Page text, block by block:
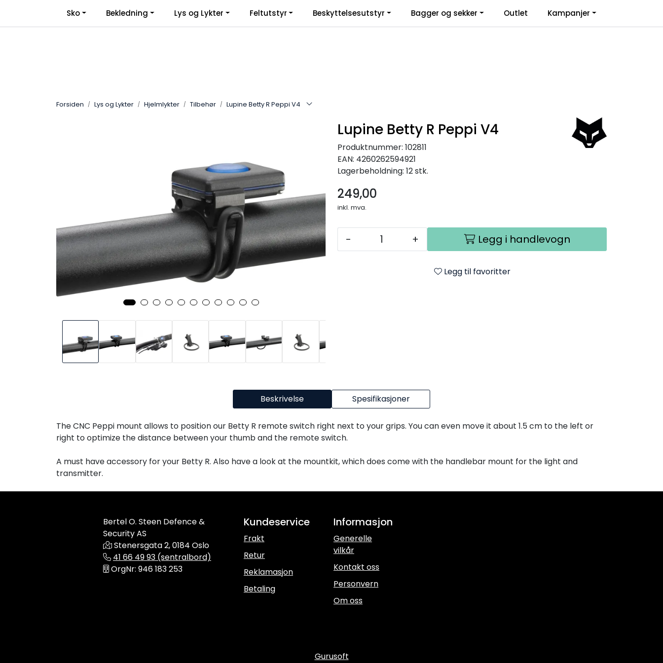
Infosenter Favoritter Logg inn
Sko Bekledning Lys og Lykter Feltutstyr Beskyttelsesutstyr Bagger og sekker Outlet Kampanjer
Forsiden Lys og Lykter Hjelmlykter Tilbehør Lupine Betty R Peppi V4
Lupine Betty R Peppi V4
Produktnummer: 102811
EAN: 4260262594921
Lagerbeholdning: 12 stk.
249,00
inkl. mva.
- + Legg i handlevogn
Legg til favoritter
Beskrivelse Spesifikasjoner
The CNC Peppi mount allows to position our Betty R remote switch right next to your grips. You can even move it about 1.5 cm to the left or
right to optimize the distance between your thumb and the remote switch.
A must have accessory for your Betty R. Also have a look at the mountkit, which does come with the handlebar mount for the light and
transmitter.
Bertel O. Steen Defence &
Security AS
Stenersgata 2, 0184 Oslo
41 66 49 93 (sentralbord)
OrgNr: 946 183 253
Kundeservice
Frakt
Retur
Reklamasjon
Betaling
Informasjon
Generelle
vilkår
Kontakt oss
Personvern
Om oss
Gurusoft